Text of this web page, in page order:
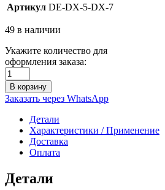
Артикул DE-DX-5-DX-7
49 в наличии
Укажите количество для
оформления заказа:
В корзину
Заказать через WhatsApp
Детали
Характеристики / Применение
Доставка
Оплата
Детали